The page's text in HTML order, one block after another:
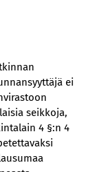
ei
seikkoja,
4 §:n 4